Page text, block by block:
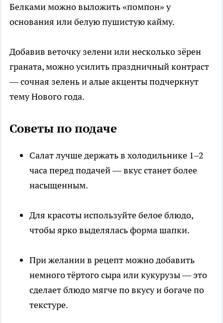
Белками можно выложить «помпон» у
основания или белую пушистую кайму.
Добавив веточку зелени или несколько зёрен
граната, можно усилить праздничный контраст
— сочная зелень и алые акценты подчеркнут
тему Нового года.
Советы по подаче
Салат лучше держать в холодильнике 1–2
часа перед подачей — вкус станет более
насыщенным.
Для красоты используйте белое блюдо,
чтобы ярко выделялась форма шапки.
При желании в рецепт можно добавить
немного тёртого сыра или кукурузы — это
сделает блюдо мягче по вкусу и богаче по
текстуре.